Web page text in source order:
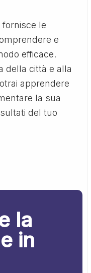
fornisce le
e
efficace.
della città e alla
apprendere
la sua
del tuo
la
in